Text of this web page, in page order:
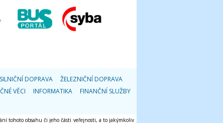
SILNIČNÍ DOPRAVA
ŽELEZNIČNÍ DOPRAVA
VĚCI INFORMATIKA
FINANČNÍ SLUŽBY
tohoto obsahu či jeho části veřejnosti, a to jakýmkoliv